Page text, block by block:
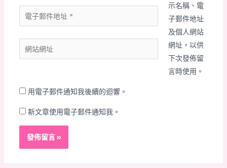
*
電
子
郵
件
*
站
示名稱、電
子郵件地址
及個人網站
網址，以供
下次發佈留
言時使用。
用電子郵件通知我後續的迴響。
新文章使用電子郵件通知我。